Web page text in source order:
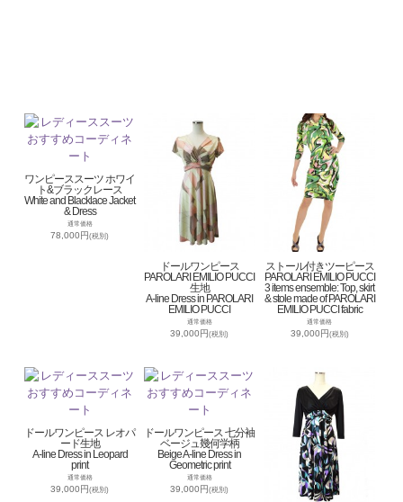
ワンピーススーツ ホワイ
ト&ブラックレース
White and Blacklace Jacket
& Dress
通常価格
78,000円(税別)
ドールワンピース
PAROLARI EMILIO PUCCI
生地
A-line Dress in PAROLARI
EMILIO PUCCI
通常価格
39,000円(税別)
ストール付きツーピース
PAROLARI EMILIO PUCCI
3 items ensemble: Top, skirt
& stole made of PAROLARI
EMILIO PUCCI fabric
通常価格
39,000円(税別)
ドールワンピース レオパ
ード生地
A-line Dress in Leopard
print
通常価格
39,000円(税別)
ドールワンピース 七分袖
ベージュ幾何学柄
Beige A-line Dress in
Geometric print
通常価格
39,000円(税別)